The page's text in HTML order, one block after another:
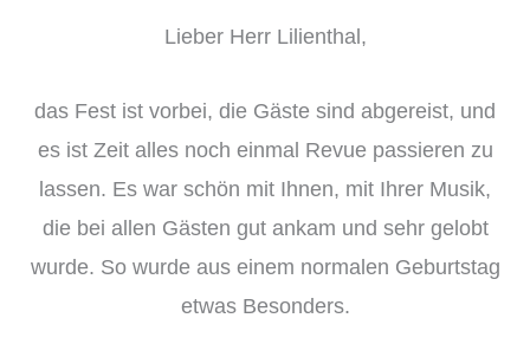
Lieber Herr Lilienthal,
das Fest ist vorbei, die Gäste sind abgereist, und
es ist Zeit alles noch einmal Revue passieren zu
lassen. Es war schön mit Ihnen, mit Ihrer Musik,
die bei allen Gästen gut ankam und sehr gelobt
wurde. So wurde aus einem normalen Geburtstag
etwas Besonders.